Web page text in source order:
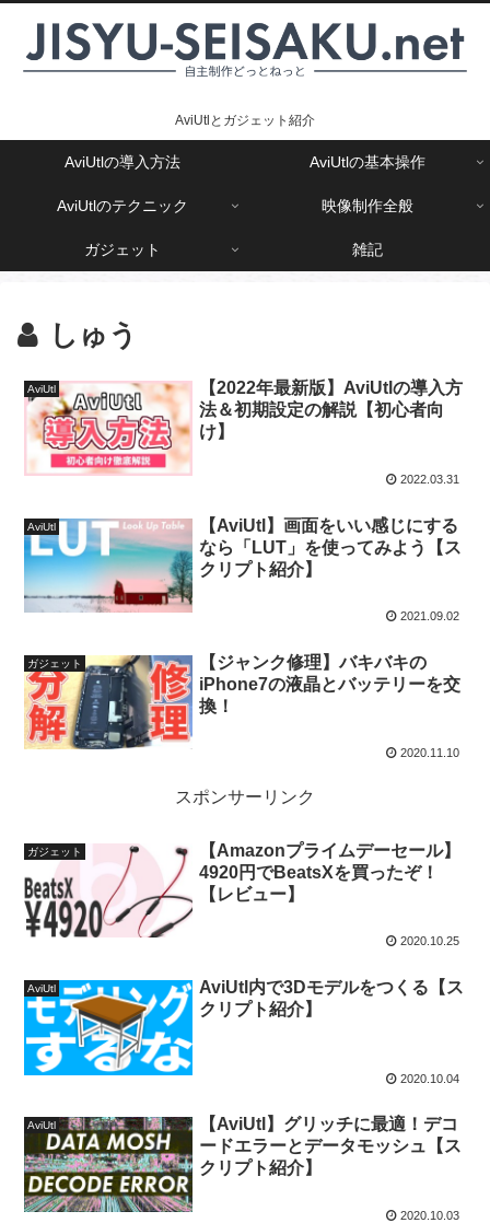
AviUtlとガジェット紹介
AviUtlの導入方法 AviUtlの基本操作
AviUtlのテクニック 映像制作全般
ガジェット 雑記
しゅう
AviUtl
【2022年最新版】AviUtlの導入方
法＆初期設定の解説【初心者向
け】
2022.03.31
AviUtl
【AviUtl】画面をいい感じにする
なら「LUT」を使ってみよう【ス
クリプト紹介】
2021.09.02
ガジェット
【ジャンク修理】バキバキの
iPhone7の液晶とバッテリーを交
換！
2020.11.10
スポンサーリンク
ガジェット
【Amazonプライムデーセール】
4920円でBeatsXを買ったぞ！
【レビュー】
2020.10.25
AviUtl
AviUtl内で3Dモデルをつくる【ス
クリプト紹介】
2020.10.04
AviUtl
【AviUtl】グリッチに最適！デコ
ードエラーとデータモッシュ【ス
クリプト紹介】
2020.10.03